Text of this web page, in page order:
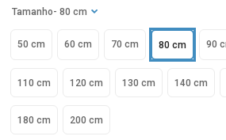
Tamanho - 80 cm
50 cm 60 cm 70 cm 80 cm 90
110 cm 120 cm 130 cm 140 cm
180 cm 200 cm